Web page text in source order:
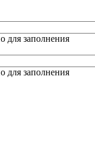
для заполнения
для заполнения